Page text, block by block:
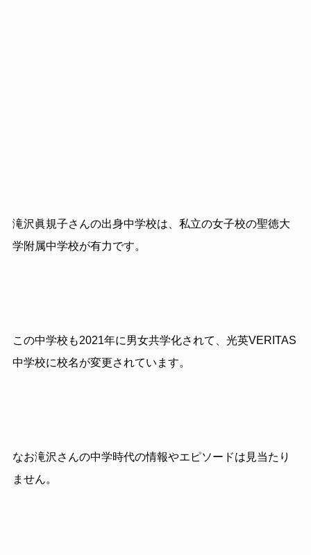
滝沢眞規子さんの出身中学校は、私立の女子校の聖徳大
学附属中学校が有力です。
この中学校も2021年に男女共学化されて、光英VERITAS
中学校に校名が変更されています。
なお滝沢さんの中学時代の情報やエピソードは見当たり
ません。